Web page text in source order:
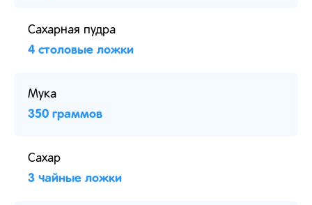
Сахарная пудра
4 столовые ложки
Мука
350 граммов
Сахар
3 чайные ложки